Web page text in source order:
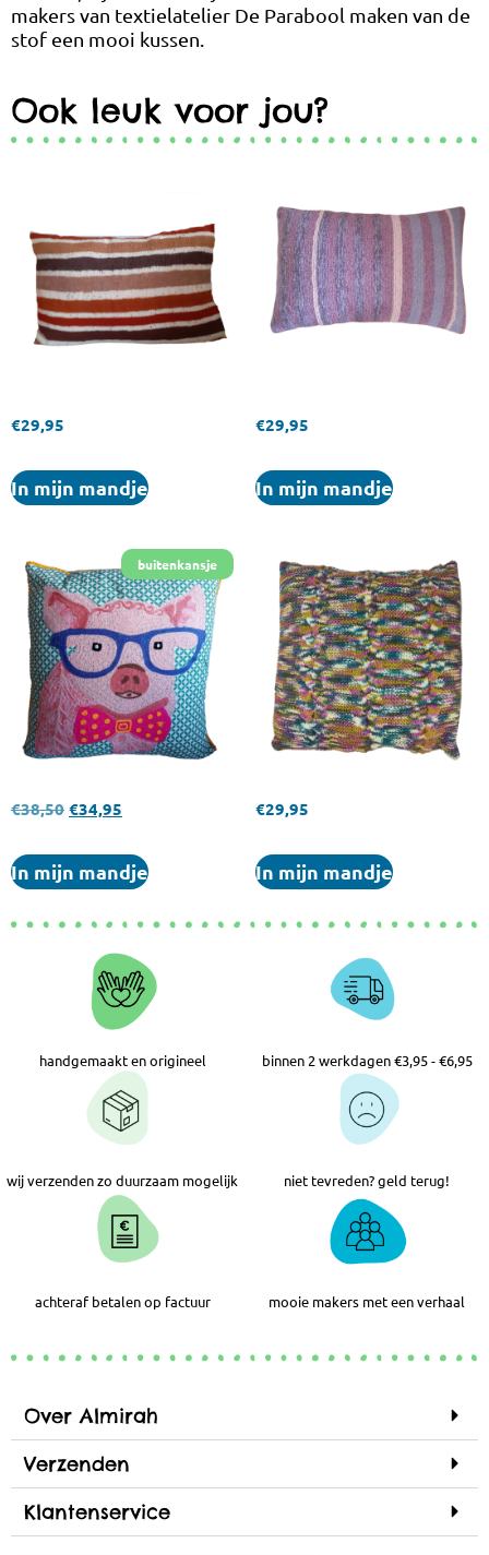
makers van textielatelier De Parabool maken van de
stof een mooi kussen.
Ook leuk voor jou?
€29,95
In mijn mandje
€29,95
In mijn mandje
€38,50 €34,95
In mijn mandje
€29,95
In mijn mandje
handgemaakt en origineel binnen 2 werkdagen €3,95 - €6,95
wij verzenden zo duurzaam mogelijk niet tevreden? geld terug!
achteraf betalen op factuur mooie makers met een verhaal
Over Almirah
Verzenden
Klantenservice